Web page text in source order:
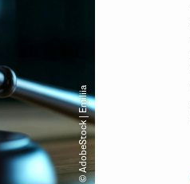
© AdobeStock | Emiliia